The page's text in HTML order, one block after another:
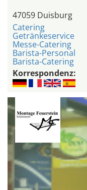
47059 Duisburg
Catering
Getränkeservice
Messe-Catering
Barista-Personal
Barista-Catering
Korrespondenz: